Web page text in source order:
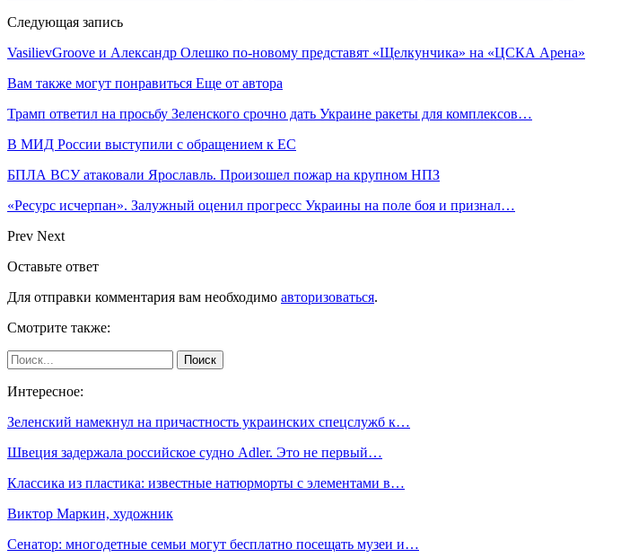
Следующая запись
VasilievGroove и Александр Олешко по-новому представят «Щелкунчика» на «ЦСКА Арена»
Вам также могут понравиться Еще от автора
Трамп ответил на просьбу Зеленского срочно дать Украине ракеты для комплексов…
В МИД России выступили с обращением к ЕС
БПЛА ВСУ атаковали Ярославль. Произошел пожар на крупном НПЗ
«Ресурс исчерпан». Залужный оценил прогресс Украины на поле боя и признал…
Prev Next
Оставьте ответ
Для отправки комментария вам необходимо авторизоваться.
Смотрите также:
Интересное:
Зеленский намекнул на причастность украинских спецслужб к…
Швеция задержала российское судно Adler. Это не первый…
Классика из пластика: известные натюрморты с элементами в…
Виктор Маркин, художник
Сенатор: многодетные семьи могут бесплатно посещать музеи и…